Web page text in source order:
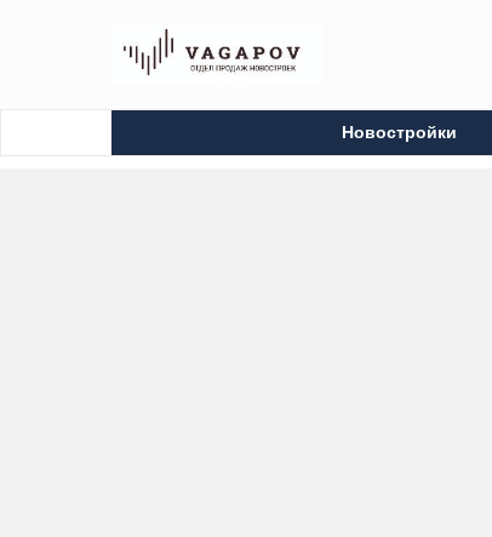
Новостройки